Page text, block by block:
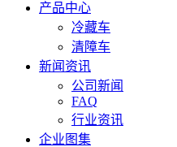
产品中心
冷藏车
清障车
新闻资讯
公司新闻
FAQ
行业资讯
企业图集